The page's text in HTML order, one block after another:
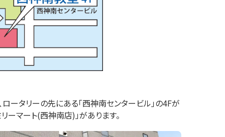
ータリーの先にある「西神南センタービル」の4Fが
ーマート(西神南店)」があります。